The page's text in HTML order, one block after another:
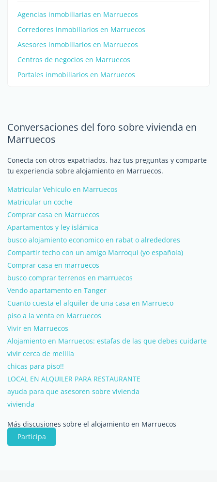
Agencias inmobiliarias en Marruecos
Corredores inmobiliarios en Marruecos
Asesores inmobiliarios en Marruecos
Centros de negocios en Marruecos
Portales inmobiliarios en Marruecos
Conversaciones del foro sobre vivienda en
Marruecos
Conecta con otros expatriados, haz tus preguntas y comparte
tu experiencia sobre alojamiento en Marruecos.
Matricular Vehiculo en Marruecos
Matricular un coche
Comprar casa en Marruecos
Apartamentos y ley islámica
busco alojamiento economico en rabat o alrededores
Compartir techo con un amigo Marroquí (yo española)
Comprar casa en marruecos
busco comprar terrenos en marruecos
Vendo apartamento en Tanger
Cuanto cuesta el alquiler de una casa en Marrueco
piso a la venta en Marruecos
Vivir en Marruecos
Alojamiento en Marruecos: estafas de las que debes cuidarte
vivir cerca de melilla
chicas para piso!!
LOCAL EN ALQUILER PARA RESTAURANTE
ayuda para que asesoren sobre vivienda
vivienda
Más discusiones sobre el alojamiento en Marruecos
Participa